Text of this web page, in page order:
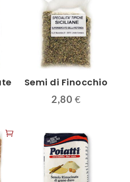
Semi di Finocchio
2,80 €